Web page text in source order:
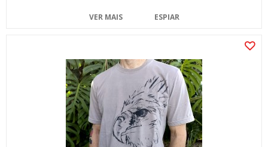
VER MAIS ESPIAR